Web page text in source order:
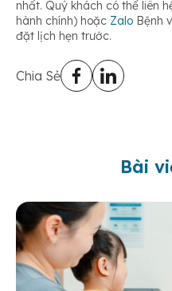
nhất. Quý khách có thể liên
hành chính) hoặc Zalo Bệnh
đặt lịch hẹn trước.
Chia Sẻ
Bài